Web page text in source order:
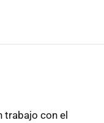
trabajo con el